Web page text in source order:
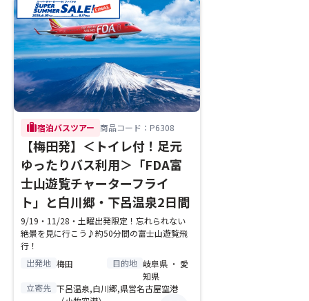
trip宿泊バスツアー 商品コード：P6308
【梅田発】＜トイレ付！足元
ゆったりバス利用＞「FDA富
士山遊覧チャーターフライ
ト」と白川郷・下呂温泉2日間
9/19・11/28・土曜出発限定！忘れられない
絶景を見に行こう♪約50分間の富士山遊覧飛
行！
出発地 梅田 目的地 岐阜県 ・ 愛
知県
立寄先 下呂温泉,白川郷,県営名古屋空港